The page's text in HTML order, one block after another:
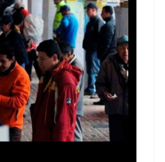
Abarry
al
la seguridad en el
del Congo
mejora en la
considerable coste